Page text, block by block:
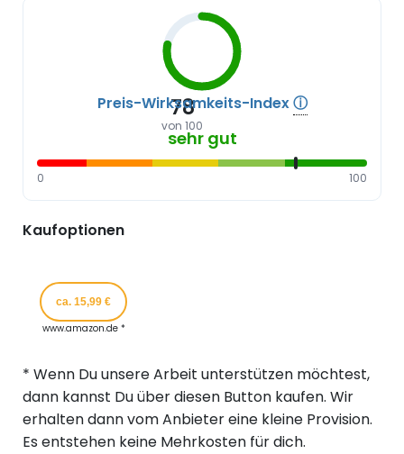
78
von 100
Preis-Wirksamkeits-Indexⓘ
sehr gut
0 100
Kaufoptionen
ca. 15,99 €
www.amazon.de *
* Wenn Du unsere Arbeit unterstützen möchtest,
dann kannst Du über diesen Button kaufen. Wir
erhalten dann vom Anbieter eine kleine Provision.
Es entstehen keine Mehrkosten für dich.